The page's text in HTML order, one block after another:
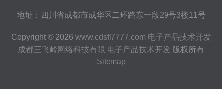
地址：四川省成都市成华区二环路东一段29号3楼11号
Copyright © 2026 www.cdsfl7777.com 电子产品技术开发
成都三飞岭网络科技有限 电子产品技术开发 版权所有
Sitemap